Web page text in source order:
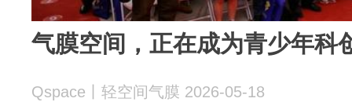
气膜空间，正在成为青少年科
Qspace丨轻空间气膜 2026-05-18